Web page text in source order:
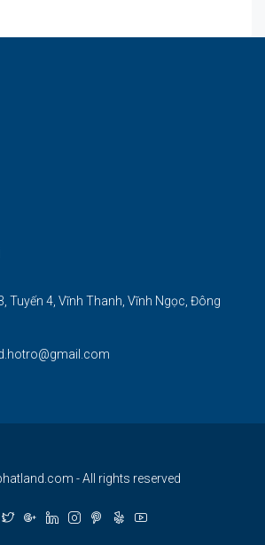
Tuyến 4, Vĩnh Thanh, Vĩnh Ngọc, Đông
- All rights reserved